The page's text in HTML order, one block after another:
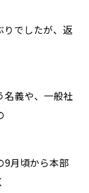
りでしたが、返
義や、一般社
9月頃から本部